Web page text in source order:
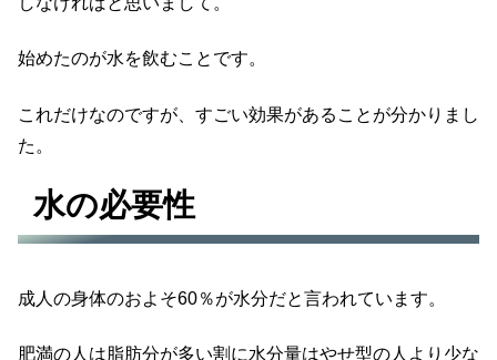
始めたのが水を飲むことです。
これだけなのですが、すごい効果があることが分かりまし
た。
水の必要性
成人の身体のおよそ60％が水分だと言われています。
肥満の人は脂肪分が多い割に水分量はやせ型の人より少な